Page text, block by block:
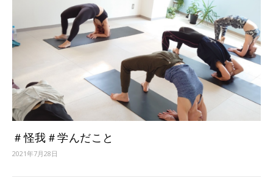
＃怪我＃学んだこと
2021年7月28日